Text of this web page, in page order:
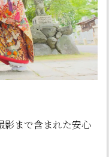
影まで含まれた安心